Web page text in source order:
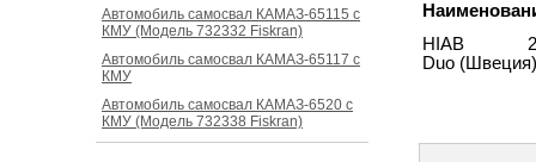
Автомобиль самосвал КАМАЗ-65115 с
КМУ (Модель 732332 Fiskran)
Автомобиль самосвал КАМАЗ-65117 с
КМУ
Автомобиль самосвал КАМАЗ-6520 с
КМУ (Модель 732338 Fiskran)
HIAB
Duo (Швеция)